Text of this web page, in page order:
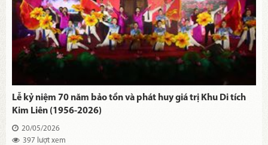
Lễ kỷ niệm 70 năm bảo tồn và phát huy giá trị Khu Di tích
Kim Liên (1956-2026)
20/05/2026
397 lượt xem